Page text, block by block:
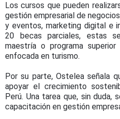
Los cursos que pueden
gestión empresarial de
y eventos, marketing digital e
20 becas parciales, estas
maestría o programa
enfocada en turismo.
Por su parte, Ostelea señala
apoyar el crecimiento
Perú. Una tarea que, sin
capacitación en gestión